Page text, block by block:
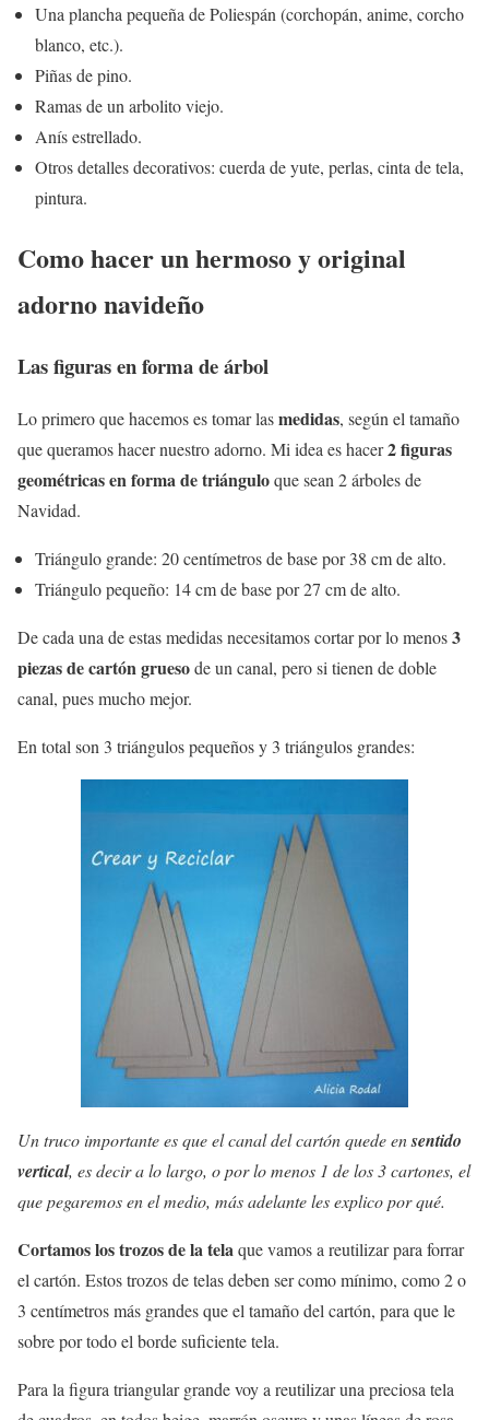
Una plancha pequeña de Poliespán (corchopán, anime, corcho
blanco, etc.).
Piñas de pino.
Ramas de un arbolito viejo.
Anís estrellado.
Otros detalles decorativos: cuerda de yute, perlas, cinta de tela,
pintura.
Como hacer un hermoso y original
adorno navideño
Las figuras en forma de árbol
Lo primero que hacemos es tomar lasmedidas, según el tamaño
que queramos hacer nuestro adorno. Mi idea es hacer2 figuras
geométricas en forma de triánguloque sean 2 árboles de
Navidad.
Triángulo grande: 20 centímetros de base por 38 cm de alto.
Triángulo pequeño: 14 cm de base por 27 cm de alto.
De cada una de estas medidas necesitamos cortar por lo menos3
piezas de cartón gruesode un canal, pero si tienen de doble
canal, pues mucho mejor.
En total son 3 triángulos pequeños y 3 triángulos grandes:
Un truco importante es que el canal del cartón quede ensentido
vertical, es decir a lo largo, o por lo menos 1 de los 3 cartones, el
que pegaremos en el medio, más adelante les explico por qué.
Cortamos los trozos de la telaque vamos a reutilizar para forrar
el cartón. Estos trozos de telas deben ser como mínimo, como 2 o
3 centímetros más grandes que el tamaño del cartón, para que le
sobre por todo el borde suficiente tela.
Para la figura triangular grande voy a reutilizar una preciosa tela